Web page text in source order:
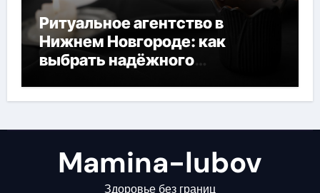
Ритуальное агентство в
Нижнем Новгороде: как
выбрать надёжного
Mamina-lubov
Здоровье без границ